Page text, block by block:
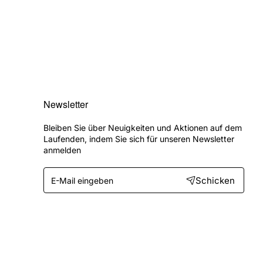
Newsletter
Bleiben Sie über Neuigkeiten und Aktionen auf dem
Laufenden, indem Sie sich für unseren Newsletter
anmelden
E-
Mail
eingeben
Schicken